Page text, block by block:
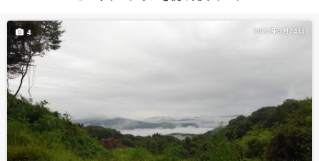
2022年9月24日
4